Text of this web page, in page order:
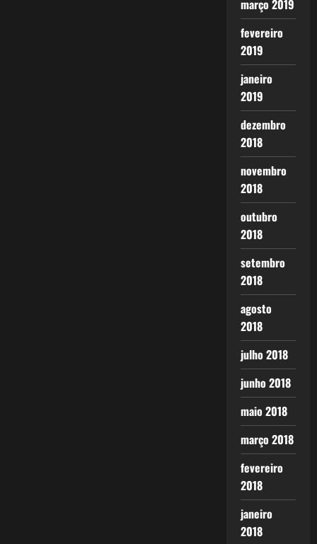
março 2019
fevereiro
2019
janeiro
2019
dezembro
2018
novembro
2018
outubro
2018
setembro
2018
agosto
2018
julho 2018
junho 2018
maio 2018
março 2018
fevereiro
2018
janeiro
2018